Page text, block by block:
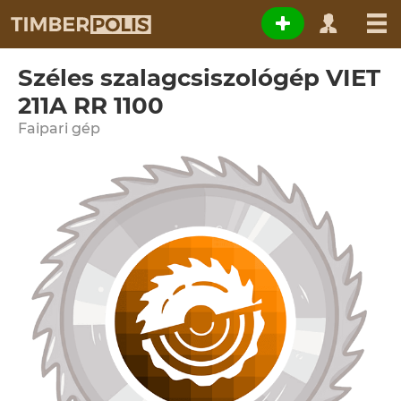
Széles szalagcsiszológép VIET
211A RR 1100
Faipari gép